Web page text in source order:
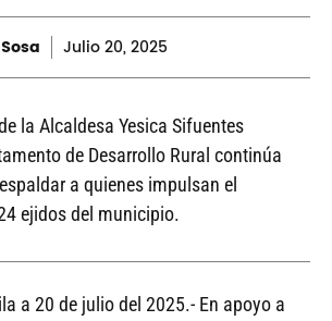
Julio20, 2025
la Alcaldesa Yesica Sifuentes
de Desarrollo Rural continúa
a quienes impulsan el
ejidos del municipio.
a 20 de julio del 2025.- En apoyo a